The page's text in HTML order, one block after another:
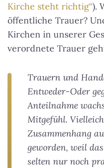
Kirche steht richtig“).
öffentliche Trauer?
Kirchen in unserer
verordnete Trauer
Trauern und
Entweder-Oder
Anteilnahme
Mitgefühl.
Zusammenhang
geworden, weil
selten nur noch